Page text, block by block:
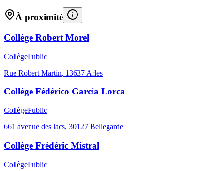
À proximité
Collège Robert Morel
CollègePublic
Rue Robert Martin, 13637 Arles
Collège Fédérico Garcia Lorca
CollègePublic
661 avenue des lacs, 30127 Bellegarde
Collège Frédéric Mistral
CollègePublic